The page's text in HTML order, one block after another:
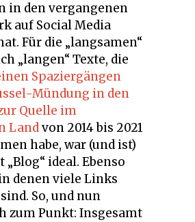
in den vergangenen
auf Social Media
Für die „langsamen“
„langen“ Texte, die
Spaziergängen
Mündung in den
Quelle im
Landvon 2014 bis 2021
habe, war (und ist)
„Blog“ ideal. Ebenso
denen viele Links
So, und nun
zum Punkt: Insgesamt